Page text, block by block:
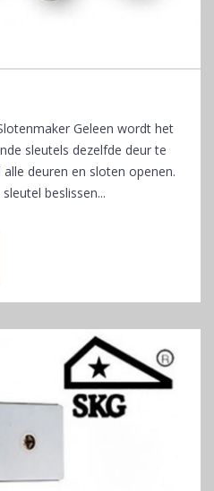
Geleen wordt het
sleutels dezelfde deur te
deuren en sloten openen.
beslissen...